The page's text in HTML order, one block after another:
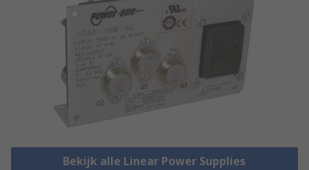
Bekijk alle Linear Power Supplies